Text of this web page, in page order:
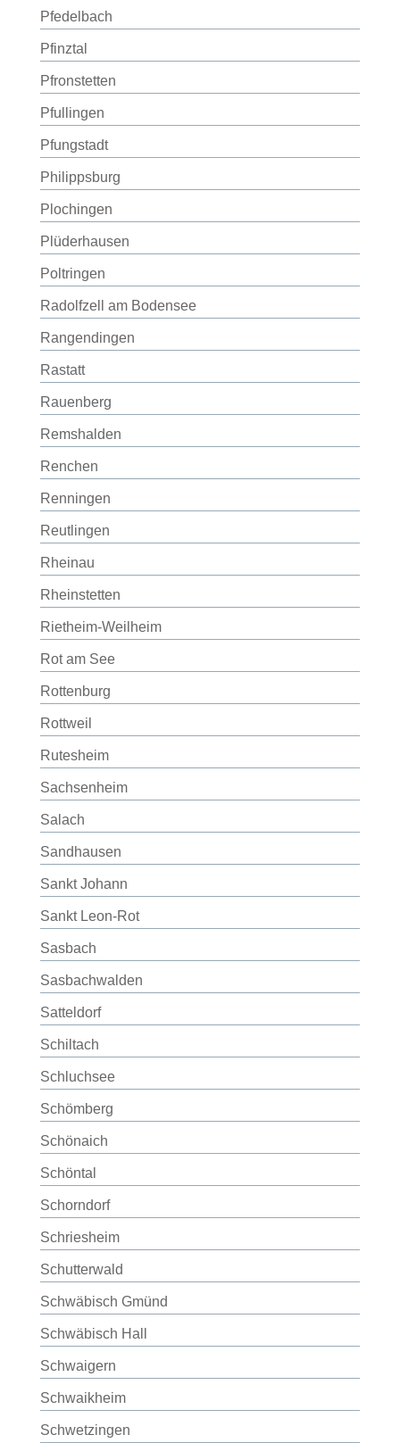
Pfedelbach
Pfinztal
Pfronstetten
Pfullingen
Pfungstadt
Philippsburg
Plochingen
Plüderhausen
Poltringen
Radolfzell am Bodensee
Rangendingen
Rastatt
Rauenberg
Remshalden
Renchen
Renningen
Reutlingen
Rheinau
Rheinstetten
Rietheim-Weilheim
Rot am See
Rottenburg
Rottweil
Rutesheim
Sachsenheim
Salach
Sandhausen
Sankt Johann
Sankt Leon-Rot
Sasbach
Sasbachwalden
Satteldorf
Schiltach
Schluchsee
Schömberg
Schönaich
Schöntal
Schorndorf
Schriesheim
Schutterwald
Schwäbisch Gmünd
Schwäbisch Hall
Schwaigern
Schwaikheim
Schwetzingen